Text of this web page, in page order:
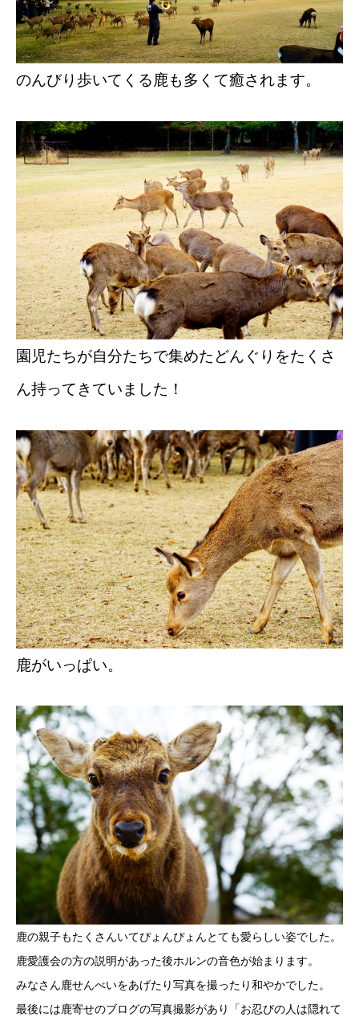
のんびり歩いてくる鹿も多くて癒されます。
園児たちが自分たちで集めたどんぐりをたくさ
ん持ってきていました！
鹿がいっぱい。
鹿の親子もたくさんいてぴょんぴょんとても愛らしい姿でした。
鹿愛護会の方の説明があった後ホルンの音色が始まります。
みなさん鹿せんべいをあげたり写真を撮ったり和やかでした。
最後には鹿寄せのブログの写真撮影があり「お忍びの人は隠れて